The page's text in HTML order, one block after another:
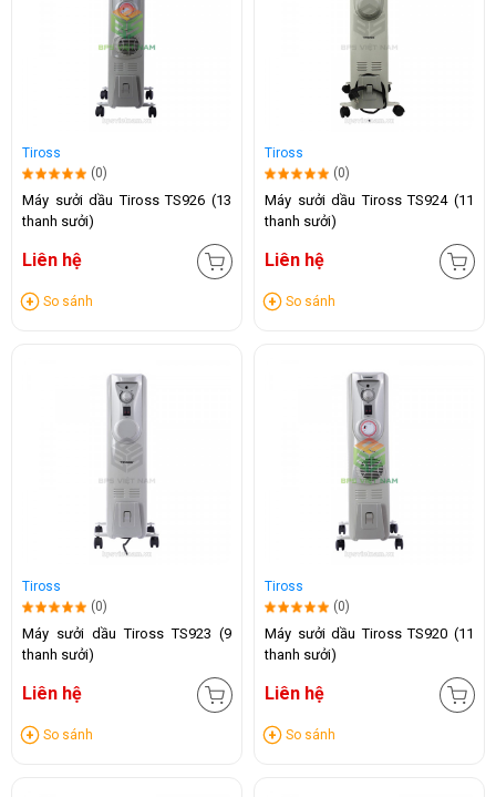
Tiross
(0)
Máy sưởi dầu Tiross TS926 (13
thanh sưởi)
Liên hệ
So sánh
Tiross
(0)
Máy sưởi dầu Tiross TS924 (11
thanh sưởi)
Liên hệ
So sánh
Tiross
(0)
Máy sưởi dầu Tiross TS923 (9
thanh sưởi)
Liên hệ
So sánh
Tiross
(0)
Máy sưởi dầu Tiross TS920 (11
thanh sưởi)
Liên hệ
So sánh